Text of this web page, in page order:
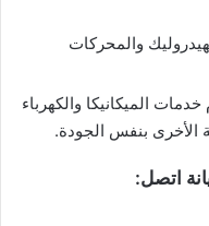
والمحركات
خدمات الميكانيكا والكهرباء
الأخرى بنفس الجودة.
اتصل: